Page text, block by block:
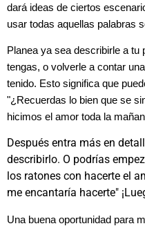
dará ideas de ciertos
usar todas aquellas palabras
Planea ya sea describirle a tu
tengas, o volverle a contar
tenido. Esto significa que
"¿Recuerdas lo bien que se
hicimos el amor toda la
Después entra más en
describirlo. O podrías
los ratones con hacerte el
me encantaría hacerte"
Una buena oportunidad para